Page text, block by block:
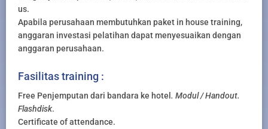
us.
Apabila perusahaan membutuhkan paket in house training,
anggaran investasi pelatihan dapat menyesuaikan dengan
anggaran perusahaan.
Fasilitas training :
Free Penjemputan dari bandara ke hotel . Modul / Handout.
Flashdisk.
Certificate of attendance.